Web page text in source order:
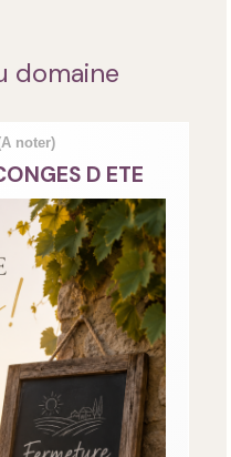
domaine
noter)
D ETE